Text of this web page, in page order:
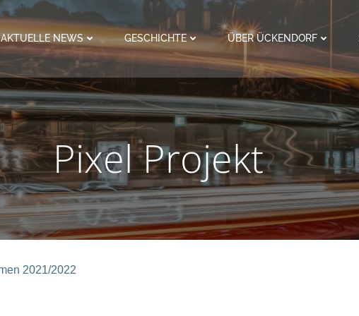
AKTUELLE NEWS GESCHICHTE ÜBER ÜCKENDORF
Pixel Projekt
2021/2022